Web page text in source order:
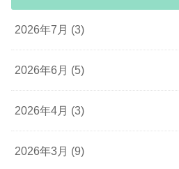
2026年7月 (3)
2026年6月 (5)
2026年4月 (3)
2026年3月 (9)